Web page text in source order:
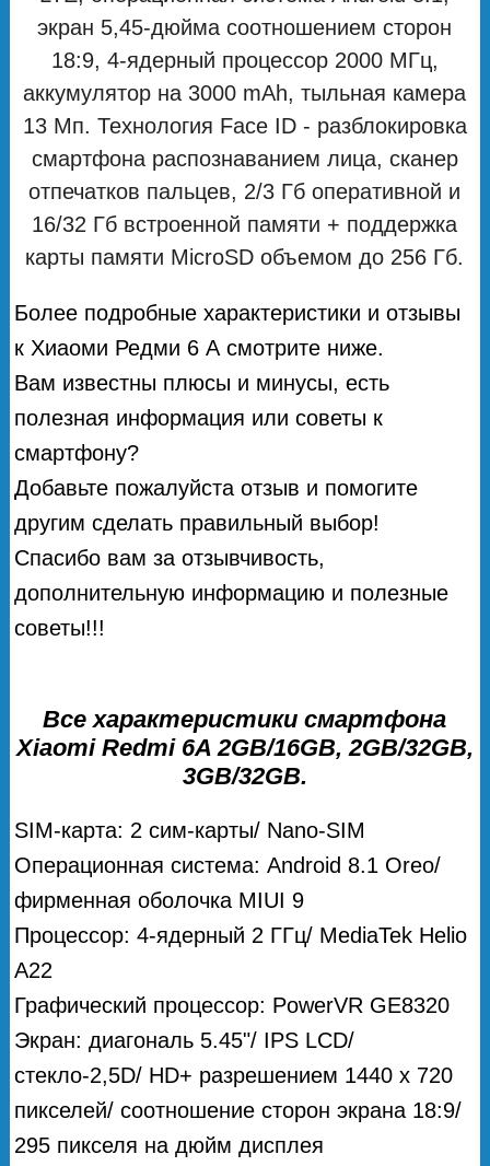
экран 5,45-дюйма соотношением сторон
18:9, 4-ядерный процессор 2000 МГц,
аккумулятор на 3000 mAh, тыльная камера
13 Мп. Технология Face ID - разблокировка
смартфона распознаванием лица, сканер
отпечатков пальцев, 2/3 Гб оперативной и
16/32 Гб встроенной памяти + поддержка
карты памяти MicroSD объемом до 256 Гб.
Более подробные характеристики и отзывы
к Хиаоми Редми 6 А смотрите ниже.
Вам известны плюсы и минусы, есть
полезная информация или советы к
смартфону?
Добавьте пожалуйста отзыв и помогите
другим сделать правильный выбор!
Спасибо вам за отзывчивость,
дополнительную информацию и полезные
советы!!!
Все характеристики смартфона
Xiaomi Redmi 6A 2GB/16GB, 2GB/32GB,
3GB/32GB.
SIM-карта: 2 сим-карты/ Nano-SIM
Операционная система: Android 8.1 Oreo/
фирменная оболочка MIUI 9
Процессор: 4-ядерный 2 ГГц/ MediaTek Helio
A22
Графический процессор: PowerVR GE8320
Экран: диагональ 5.45"/ IPS LCD/
стекло-2,5D/ HD+ разрешением 1440 х 720
пикселей/ соотношение сторон экрана 18:9/
295 пикселя на дюйм дисплея